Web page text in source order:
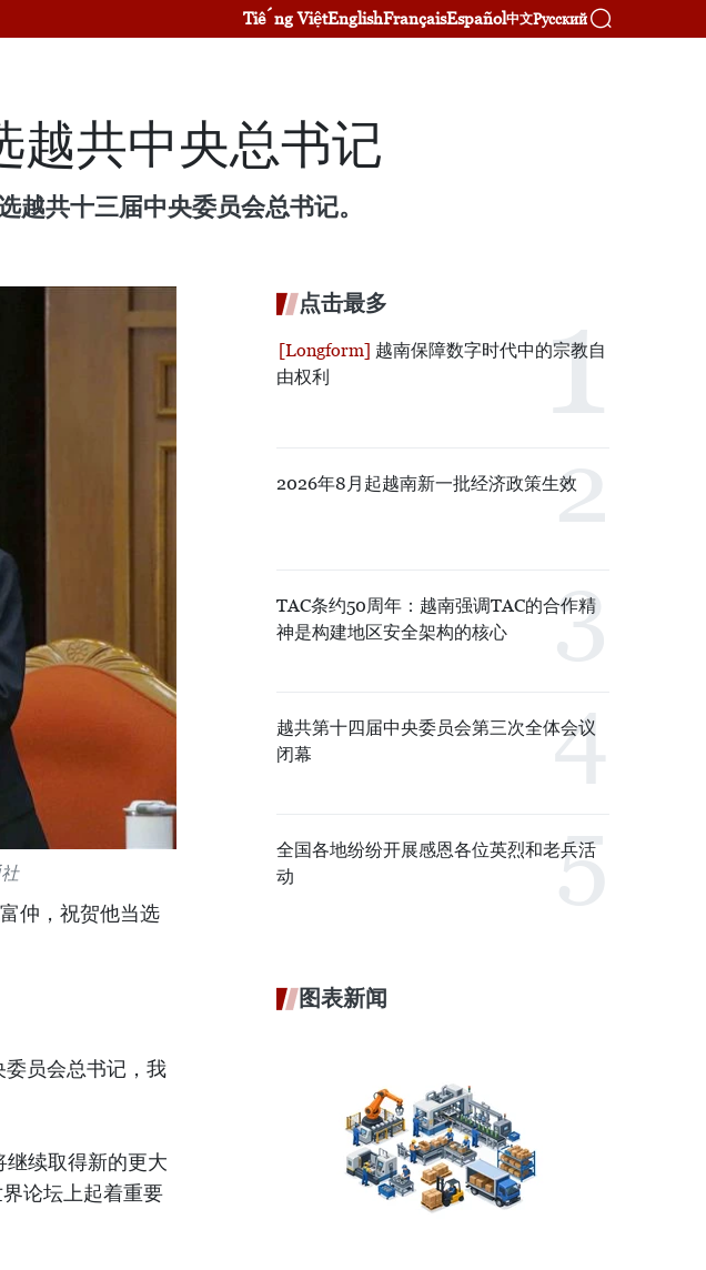
Tiếng ViệtEnglishFrançaisEspañol中文Русский
越共中央总书记
越共十三届中央委员会总书记。
仲，祝贺他当选
委员会总书记，我
续取得新的更大
论坛上起着重要
点击最多
越南保障数字时代中的宗教自
由权利
2026年8月起越南新一批经济政策生效
TAC条约50周年：越南强调TAC的合作精
神是构建地区安全架构的核心
越共第十四届中央委员会第三次全体会议
闭幕
全国各地纷纷开展感恩各位英烈和老兵活
动
图表新闻